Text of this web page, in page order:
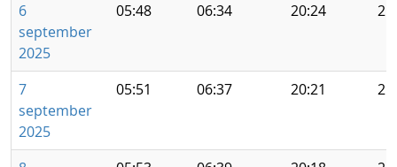
6
september
2025
05:48 06:34 20:24
7
september
2025
05:51 06:37 20:21